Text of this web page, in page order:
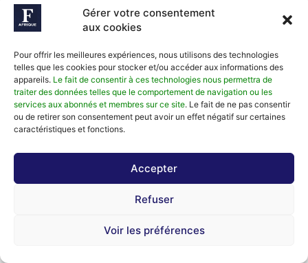
Gérer votre consentement
aux cookies
Pour offrir les meilleures expériences, nous utilisons des technologies
telles que les cookies pour stocker et/ou accéder aux informations des
appareils. Le fait de consentir à ces technologies nous permettra de
traiter des données telles que le comportement de navigation ou les
services aux abonnés et membres sur ce site. Le fait de ne pas consentir
ou de retirer son consentement peut avoir un effet négatif sur certaines
caractéristiques et fonctions.
Accepter
Refuser
Voir les préférences
Success stories : ces immigrés venus
Les Athlètes les Mieux payés au Monde en
2026
les Plus Efficaces
Abdul Samad Rabiu Détrône Johann